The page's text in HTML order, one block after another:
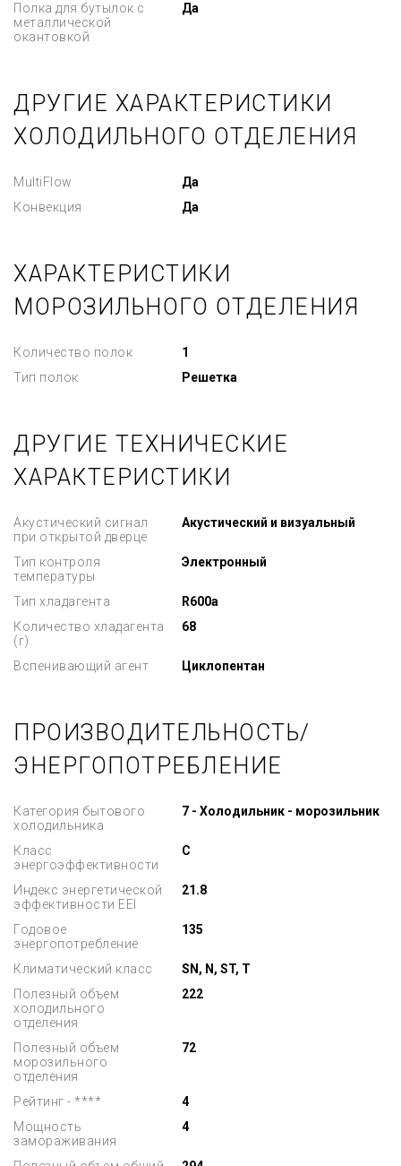
Полка для бутылок с
металлической
окантовкой
Да
ДРУГИЕ ХАРАКТЕРИСТИКИ
ХОЛОДИЛЬНОГО ОТДЕЛЕНИЯ
MultiFlow
Да
Конвекция
Да
ХАРАКТЕРИСТИКИ
МОРОЗИЛЬНОГО ОТДЕЛЕНИЯ
Количество полок
1
Тип полок
Решетка
ДРУГИЕ ТЕХНИЧЕСКИЕ
ХАРАКТЕРИСТИКИ
Акустический сигнал
при открытой дверце
Акустический и визуальный
Тип контроля
температуры
Электронный
Тип хладагента
R600a
Количество хладагента
(г)
68
Вспенивающий агент Циклопентан
ПРОИЗВОДИТЕЛЬНОСТЬ/
ЭНЕРГОПОТРЕБЛЕНИЕ
Категория бытового
холодильника
7 - Холодильник - морозильник
Класс
энергоэффективности
C
Индекс энергетической
эффективности EEI
21.8
Годовое
энергопотребление
135
Климатический класс
SN, N, ST, T
Полезный объем
холодильного
отделения
222
Полезный объем
морозильного
отделения
72
Рейтинг - ****
4
Мощность
замораживания
4